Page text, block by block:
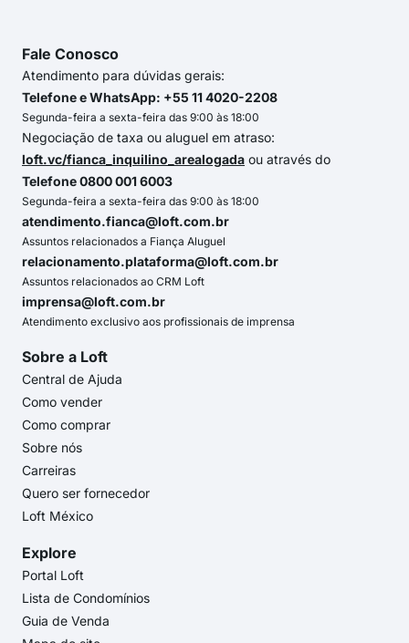
Fale Conosco
Atendimento para dúvidas gerais:
Telefone e WhatsApp: +55 11 4020-2208
Segunda-feira a sexta-feira das 9:00 às 18:00
Negociação de taxa ou aluguel em atraso:
loft.vc/fianca_inquilino_arealogada ou através do
Telefone 0800 001 6003
Segunda-feira a sexta-feira das 9:00 às 18:00
atendimento.fianca@loft.com.br
Assuntos relacionados a Fiança Aluguel
relacionamento.plataforma@loft.com.br
Assuntos relacionados ao CRM Loft
imprensa@loft.com.br
Atendimento exclusivo aos profissionais de imprensa
Sobre a Loft
Central de Ajuda
Como vender
Como comprar
Sobre nós
Carreiras
Quero ser fornecedor
Loft México
Explore
Portal Loft
Lista de Condomínios
Guia de Venda